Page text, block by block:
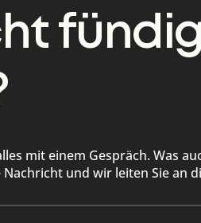
mit einem Gespräch. Was
Nachricht und wir leiten Sie an